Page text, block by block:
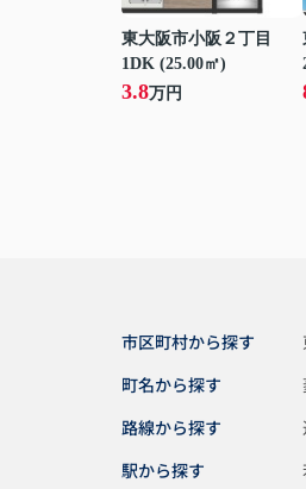
東大阪市小阪２丁目
1DK (25.00㎡)
3.8万円
市区町村から探す
町名から探す
路線から探す
駅から探す